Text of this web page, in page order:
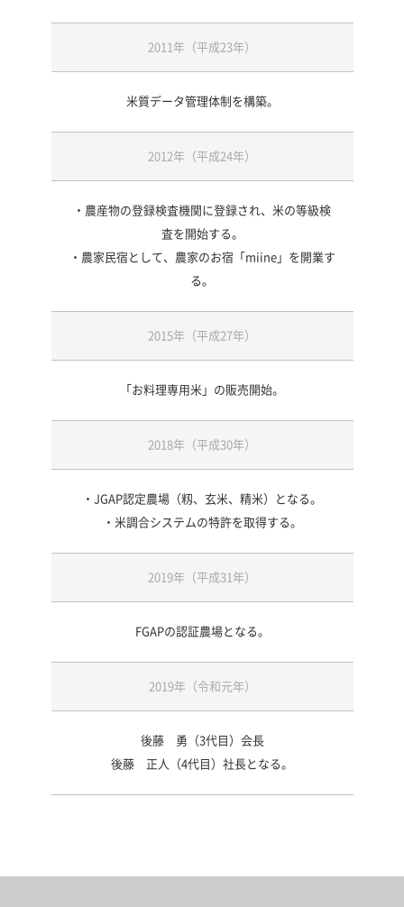
2011年（平成23年）
米質データ管理体制を構築。
2012年（平成24年）
・農産物の登録検査機関に登録され、米の等級検
査を開始する。
・農家民宿として、農家のお宿「miine」を開業す
る。
2015年（平成27年）
「お料理専用米」の販売開始。
2018年（平成30年）
・JGAP認定農場（籾、玄米、精米）となる。
・米調合システムの特許を取得する。
2019年（平成31年）
FGAPの認証農場となる。
2019年（令和元年）
後藤 勇（3代目）会長
後藤 正人（4代目）社長となる。